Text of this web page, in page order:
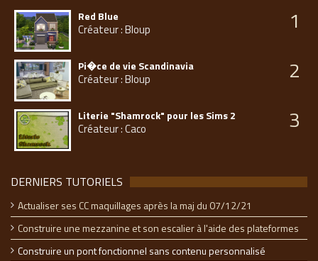
Red Blue
Créateur : Bloup 1
Pi�ce de vie Scandinavia
Créateur : Bloup 2
Literie "Shamrock" pour les Sims 2
Créateur : Caco 3
DERNIERS TUTORIELS
Actualiser ses CC maquillages après la maj du 07/12/21
Construire une mezzanine et son escalier à l'aide des plateformes
Construire un pont fonctionnel sans contenu personnalisé